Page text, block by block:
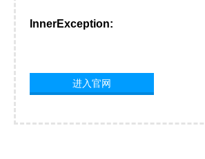
InnerException:
进入官网